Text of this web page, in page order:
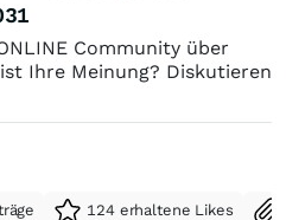
Community über
Ihre Meinung? Diskutieren
124 erhaltene Likes